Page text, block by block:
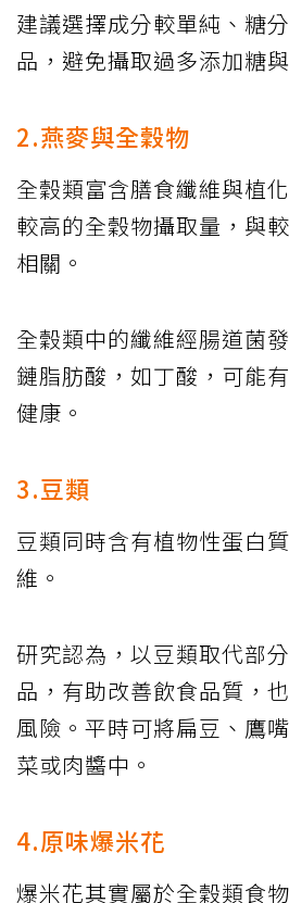
建議選擇成分較單純、糖
品，避免攝取過多添加糖
2.燕麥與全穀物
全穀類富含膳食纖維與植
較高的全穀物攝取量，與
相關。
全穀類中的纖維經腸道菌
鏈脂肪酸，如丁酸，可能
健康。
3.豆類
豆類同時含有植物性蛋白
維。
研究認為，以豆類取代部
品，有助改善飲食品質，
風險。平時可將扁豆、鷹
菜或肉醬中。
4.原味爆米花
爆米花其實屬於全穀類食